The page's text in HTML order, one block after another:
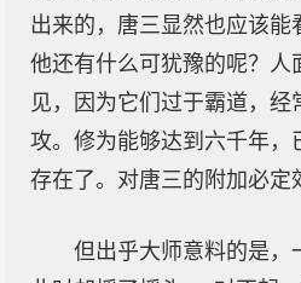
出来的，唐三显然也应该能
他还有什么可犹豫的呢？人
见，因为它们过于霸道，经
攻。修为能够达到六千年，
存在了。对唐三的附加必定
但出乎大师意料的是，